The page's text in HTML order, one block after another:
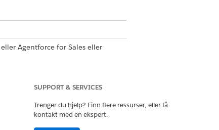
Agentforce for Sales eller
SUPPORT & SERVICES
Trenger du hjelp? Finn flere ressurser, eller få
kontakt med en ekspert.